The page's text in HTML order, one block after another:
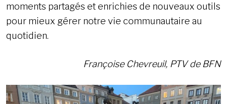
moments partagés et enrichies de nouveaux outils
pour mieux gérer notre vie communautaire au
quotidien.
Françoise Chevreuil, PTV de BFN